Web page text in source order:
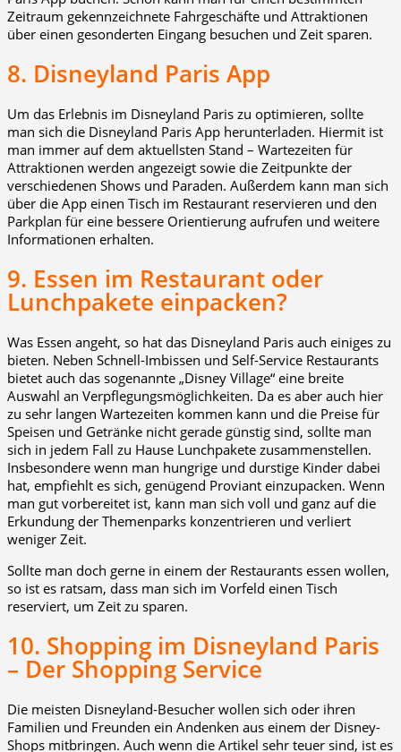
Zeitraum gekennzeichnete Fahrgeschäfte und Attraktionen
über einen gesonderten Eingang besuchen und Zeit sparen.
8. Disneyland Paris App
Um das Erlebnis im Disneyland Paris zu optimieren, sollte
man sich die Disneyland Paris App herunterladen. Hiermit ist
man immer auf dem aktuellsten Stand – Wartezeiten für
Attraktionen werden angezeigt sowie die Zeitpunkte der
verschiedenen Shows und Paraden. Außerdem kann man sich
über die App einen Tisch im Restaurant reservieren und den
Parkplan für eine bessere Orientierung aufrufen und weitere
Informationen erhalten.
9. Essen im Restaurant oder
Lunchpakete einpacken?
Was Essen angeht, so hat das Disneyland Paris auch einiges zu
bieten. Neben Schnell-Imbissen und Self-Service Restaurants
bietet auch das sogenannte „Disney Village“ eine breite
Auswahl an Verpflegungsmöglichkeiten. Da es aber auch hier
zu sehr langen Wartezeiten kommen kann und die Preise für
Speisen und Getränke nicht gerade günstig sind, sollte man
sich in jedem Fall zu Hause Lunchpakete zusammenstellen.
Insbesondere wenn man hungrige und durstige Kinder dabei
hat, empfiehlt es sich, genügend Proviant einzupacken. Wenn
man gut vorbereitet ist, kann man sich voll und ganz auf die
Erkundung der Themenparks konzentrieren und verliert
weniger Zeit.
Sollte man doch gerne in einem der Restaurants essen wollen,
so ist es ratsam, dass man sich im Vorfeld einen Tisch
reserviert, um Zeit zu sparen.
10. Shopping im Disneyland Paris
– Der Shopping Service
Die meisten Disneyland-Besucher wollen sich oder ihren
Familien und Freunden ein Andenken aus einem der Disney-
Shops mitbringen. Auch wenn die Artikel sehr teuer sind, ist es